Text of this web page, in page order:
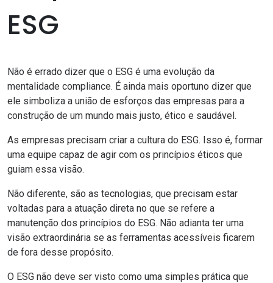
ESG
Não é errado dizer que o ESG é uma evolução da
mentalidade compliance. É ainda mais oportuno dizer que
ele simboliza a união de esforços das empresas para a
construção de um mundo mais justo, ético e saudável.
As empresas precisam criar a cultura do ESG. Isso é, formar
uma equipe capaz de agir com os princípios éticos que
guiam essa visão.
Não diferente, são as tecnologias, que precisam estar
voltadas para a atuação direta no que se refere a
manutenção dos princípios do ESG. Não adianta ter uma
visão extraordinária se as ferramentas acessíveis ficarem
de fora desse propósito.
O ESG não deve ser visto como uma simples prática que